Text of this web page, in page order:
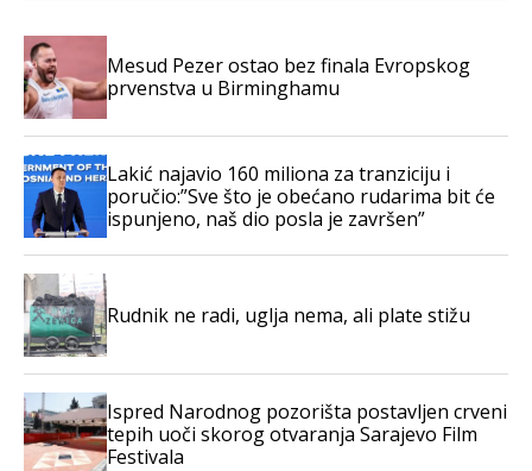
Mesud Pezer ostao bez finala Evropskog
prvenstva u Birminghamu
Lakić najavio 160 miliona za tranziciju i
poručio:”Sve što je obećano rudarima bit će
ispunjeno, naš dio posla je završen”
Rudnik ne radi, uglja nema, ali plate stižu
Ispred Narodnog pozorišta postavljen crveni
tepih uoči skorog otvaranja Sarajevo Film
Festivala